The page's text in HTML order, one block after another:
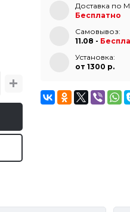
Доставка по
Бесплатно
Самовывоз:
11.08 -
Установка:
от 1300 p.